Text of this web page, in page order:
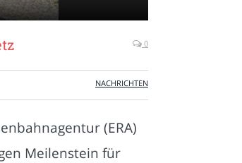
0
NACHRICHTEN
(ERA)
Meilenstein für